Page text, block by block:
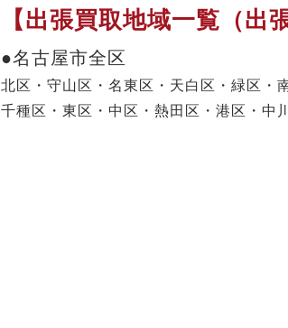
【出張買取地域一覧（出
●名古屋市全区
北区・守山区・名東区・天白区・緑区・
千種区・東区・中区・熱田区・港区・中